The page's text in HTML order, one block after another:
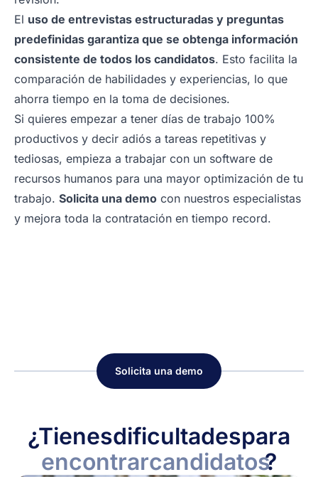
El uso de entrevistas estructuradas y preguntas
predefinidas garantiza que se obtenga información
consistente de todos los candidatos. Esto facilita la
comparación de habilidades y experiencias, lo que
ahorra tiempo en la toma de decisiones.
Si quieres empezar a tener días de trabajo 100%
productivos y decir adiós a tareas repetitivas y
tediosas, empieza a trabajar con un software de
recursos humanos para una mayor optimización de tu
trabajo. Solicita una demo con nuestros especialistas
y mejora toda la contratación en tiempo record.
Solicita una demo
¿Tienesdificultadespara
encontrarcandidatos?